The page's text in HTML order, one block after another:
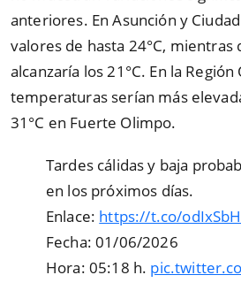
anteriores. En Asunción y
valores de hasta 24°C, mientras
alcanzaría los 21°C. En la
temperaturas serían más
31°C en Fuerte Olimpo.
Tardes cálidas y baja
en los próximos dí­as.
Enlace: https://t.co/
Fecha: 01/06/2026
Hora: 05:18 h.